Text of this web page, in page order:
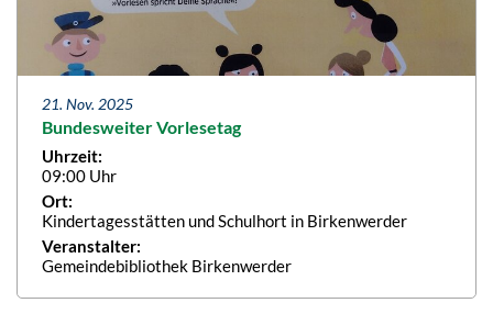
21. Nov. 2025
Bundesweiter Vorlesetag
Uhrzeit:
09:00 Uhr
Ort:
Kindertagesstätten und Schulhort in Birkenwerder
Veranstalter:
Gemeindebibliothek Birkenwerder